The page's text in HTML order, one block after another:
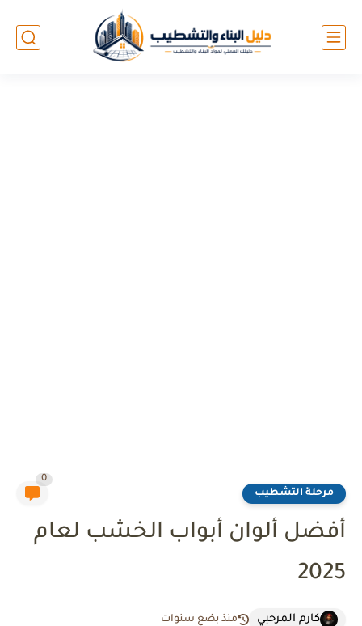
مرحلة التشطيب
0
أفضل ألوان أبواب الخشب لعام
2025
كارم المرحبي منذ بضع سنوات